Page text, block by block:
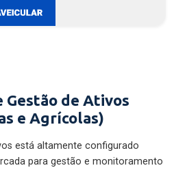
Gestão de Ativos
e Agrícolas)
está altamente configurado
para gestão e monitoramento